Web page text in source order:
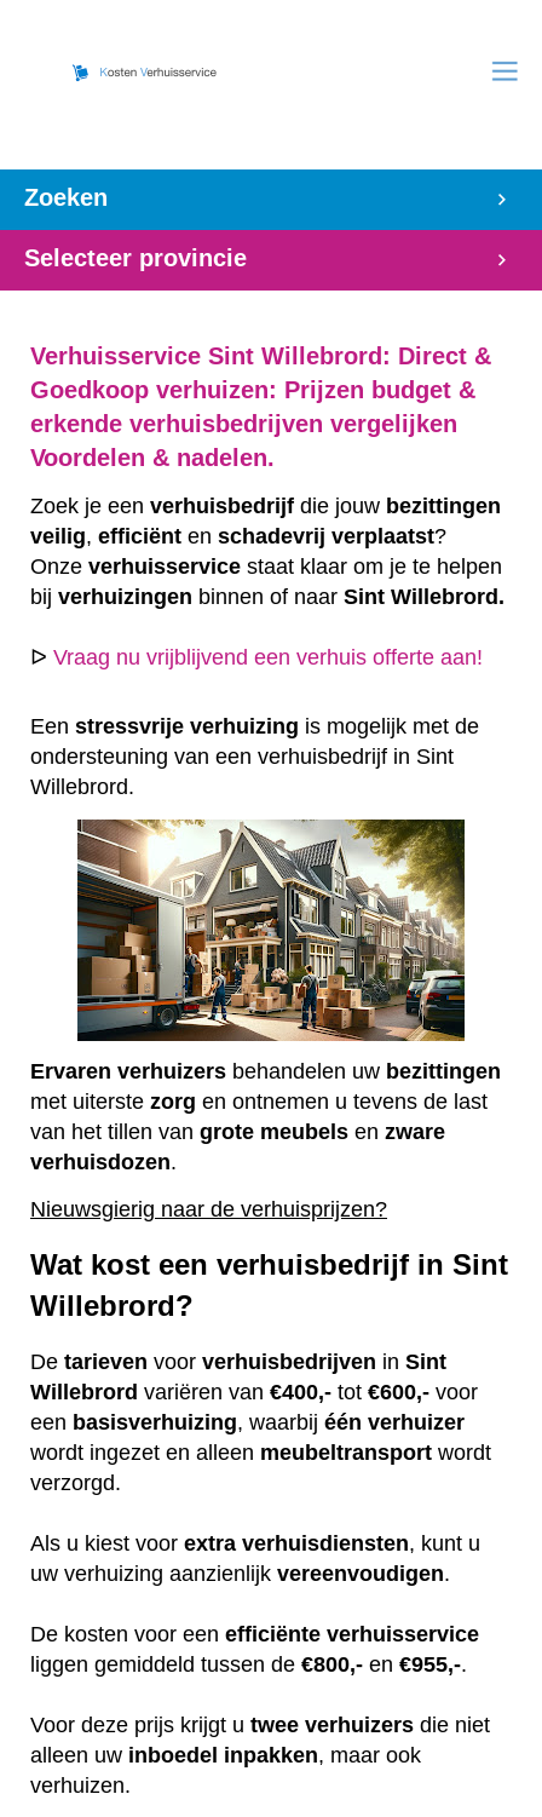
Zoeken
Selecteer provincie
Verhuisservice Sint Willebrord: Direct &
Goedkoop verhuizen: Prijzen budget &
erkende verhuisbedrijven vergelijken
Voordelen & nadelen.
Zoek je een verhuisbedrijf die jouw bezittingen
veilig, efficiënt en schadevrij verplaatst?
Onze verhuisservice staat klaar om je te helpen
bij verhuizingen binnen of naar Sint Willebrord.
ᐅ Vraag nu vrijblijvend een verhuis offerte aan!
Een stressvrije verhuizing is mogelijk met de
ondersteuning van een verhuisbedrijf in Sint
Willebrord.
Ervaren verhuizers behandelen uw bezittingen
met uiterste zorg en ontnemen u tevens de last
van het tillen van grote meubels en zware
verhuisdozen.
Nieuwsgierig naar de verhuisprijzen?
Wat kost een verhuisbedrijf in Sint
Willebrord?
De tarieven voor verhuisbedrijven in Sint
Willebrord variëren van €400,- tot €600,- voor
een basisverhuizing, waarbij één verhuizer
wordt ingezet en alleen meubeltransport wordt
verzorgd.
Als u kiest voor extra verhuisdiensten, kunt u
uw verhuizing aanzienlijk vereenvoudigen.
De kosten voor een efficiënte verhuisservice
liggen gemiddeld tussen de €800,- en €955,-.
Voor deze prijs krijgt u twee verhuizers die niet
alleen uw inboedel inpakken, maar ook
verhuizen.